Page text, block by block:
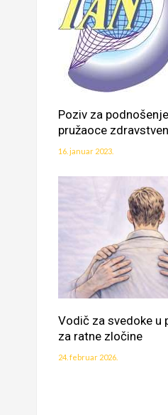
Poziv za
pružaoce
16. januar 2023.
Vodič za svedoke u
za ratne zločine
24. februar 2026.